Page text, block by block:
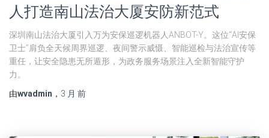
人打造南山法治大厦安防新范式
深圳南山法治大厦引入万为安保巡逻机器人ANBOT-Y。这位“AI安保
卫士”肩负全天候周界巡逻、夜间警示威慑、智能巡检与法治宣传等
重任，让安全隐患无所遁形，为政务服务场景注入全新智能守护
力。
由wvadmin ， 3 月 前